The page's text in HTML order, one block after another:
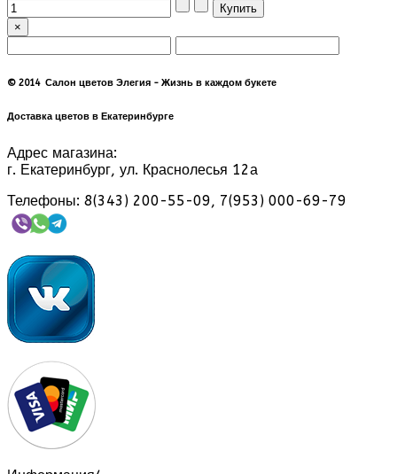
×
© 2014 Салон цветов Элегия - Жизнь в каждом букете
Доставка цветов в Екатеринбурге
Адрес магазина:
г. Екатеринбург, ул. Краснолесья 12а
Телефоны: 8(343) 200-55-09, 7(953) 000-69-79